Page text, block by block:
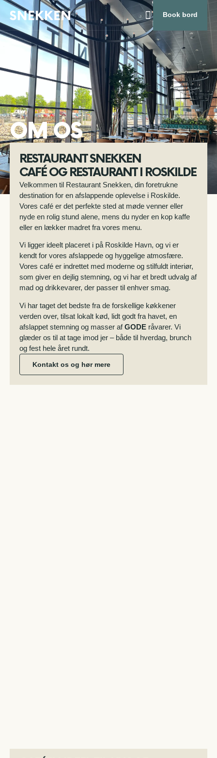
Book bord
OM OS
RESTAURANT SNEKKEN
CAFÉ OG RESTAURANT I ROSKILDE
Velkommen til Restaurant Snekken, din foretrukne
destination for en afslappende oplevelse i Roskilde.
Vores café er det perfekte sted at møde venner eller
nyde en rolig stund alene, mens du nyder en kop kaffe
eller en lækker madret fra vores menu.
Vi ligger ideelt placeret i på Roskilde Havn, og vi er
kendt for vores afslappede og hyggelige atmosfære.
Vores café er indrettet med moderne og stilfuldt interiør,
som giver en dejlig stemning, og vi har et bredt udvalg af
mad og drikkevarer, der passer til enhver smag.
Vi har taget det bedste fra de forskellige køkkener
verden over, tilsat lokalt kød, lidt godt fra havet, en
afslappet stemning og masser afGODE råvarer. Vi
glæder os til at tage imod jer – både til hverdag, brunch
og fest hele året rundt.
Kontakt os og hør mere